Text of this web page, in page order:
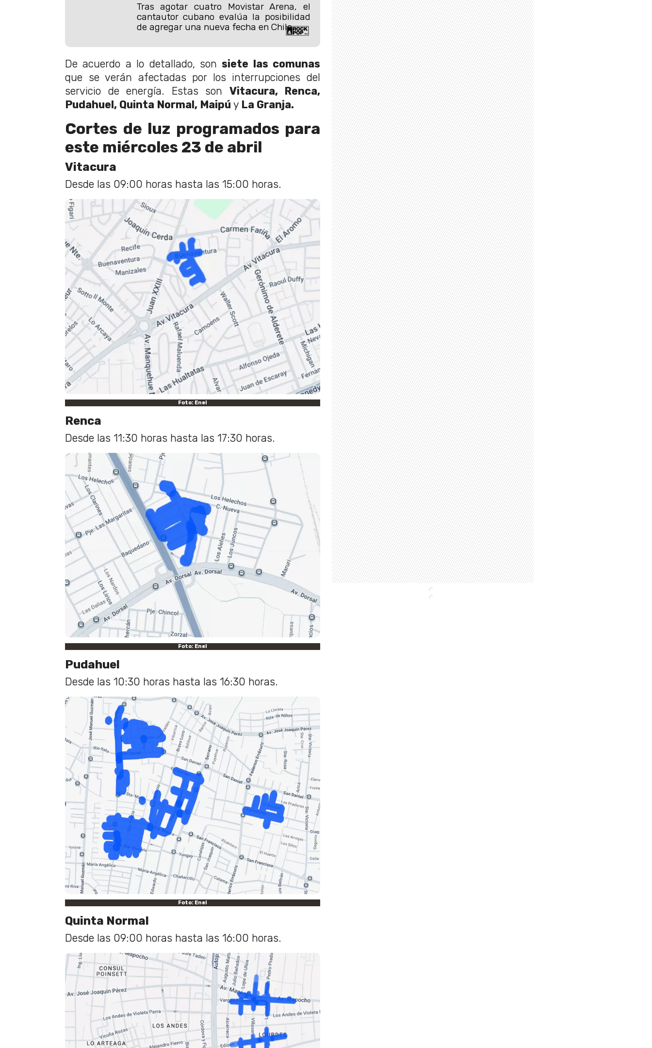
Tras agotar cuatro Movistar Arena, el
cantautor cubano evalúa la posibilidad
de agregar una nueva fecha en Chile.
De acuerdo a lo detallado, sonsiete las comunas
que se verán afectadas por los interrupciones del
servicio de energía. Estas son Vitacura, Renca,
Pudahuel, Quinta Normal, Maipú y La Granja.
Cortes de luz programados para
este miércoles 23 de abril
Vitacura
Desde las 09:00 horas hasta las 15:00 horas.
Foto: Enel
Renca
Desde las 11:30 horas hasta las 17:30 horas.
Foto: Enel
Pudahuel
Desde las 10:30 horas hasta las 16:30 horas.
Foto: Enel
Quinta Normal
Desde las 09:00 horas hasta las 16:00 horas.